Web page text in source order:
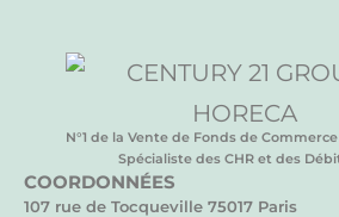
N°1 de la Vente de Fonds de
Spécialiste des CHR et des
COORDONNÉES
107 rue de Tocqueville 75017 Paris